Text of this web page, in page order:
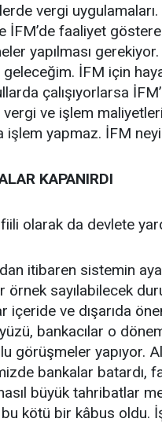
vergi
İFM’de faaliyet
yapılması
İFM için
çalışıyorlarsa
vergi ve işlem
yapmaz. İFM
KAPANIRDI
olarak da devlete
itibaren sistemin
örnek sayılabilecek
ve dışarıda
bankacılar o
görüşmeler yapıyor.
bankalar batardı,
büyük tahribatlar
kötü bir kâbus oldu.